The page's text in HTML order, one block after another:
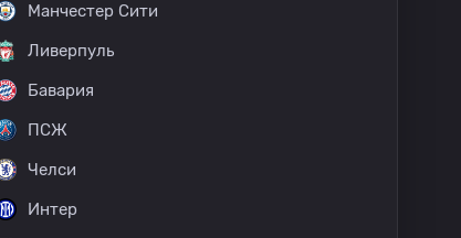
Манчестер Сити
Ливерпуль
Бавария
ПСЖ
Челси
Интер